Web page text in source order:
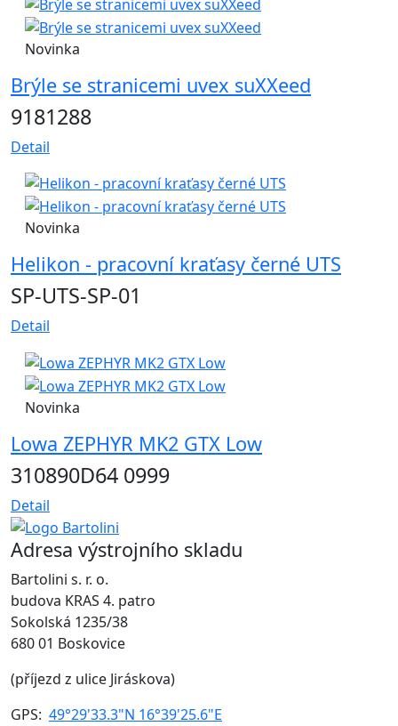
Novinka
Brýle se stranicemi uvex suXXeed
9181288
Detail
Novinka
Helikon - pracovní kraťasy černé UTS
SP-UTS-SP-01
Detail
Novinka
Lowa ZEPHYR MK2 GTX Low
310890D64 0999
Detail
Adresa výstrojního skladu
Bartolini s. r. o.
budova KRAS 4. patro
Sokolská 1235/38
680 01 Boskovice
(příjezd z ulice Jiráskova)
GPS: 49°29'33.3"N 16°39'25.6"E